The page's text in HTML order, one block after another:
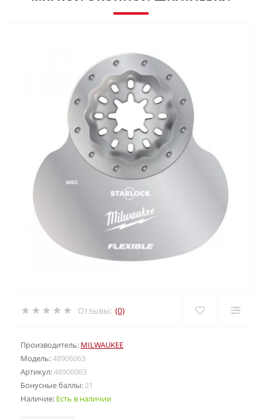
Отзывы: (0)
Производитель: MILWAUKEE
Модель:48906063
Артикул:48906063
Бонусные баллы:21
Наличие: Есть в наличии